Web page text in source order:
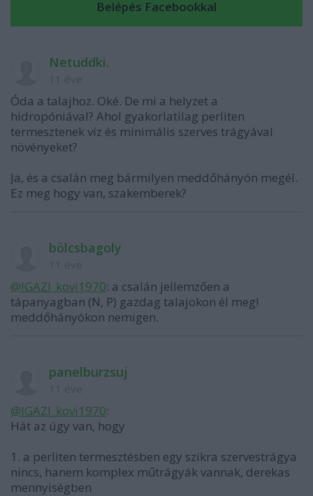
Netuddki.
Óda a talajhoz. Oké. De mi a helyzet a
hidropóniával? Ahol gyakorlatilag perliten
termesztenek víz és minimális szerves trágyával
növényeket?
Ja, és a csalán meg bármilyen meddőhányón megél.
Ez meg hogy van, szakemberek?
bölcsbagoly
@IGAZI_kovi1970: a csalán jellemzően a
tápanyagban (N, P) gazdag talajokon él meg!
meddőhányókon nemigen.
panelburzsuj
@IGAZI_kovi1970:
Hát az úgy van, hogy
1. a perliten termesztésben egy szikra szervestrágya
nincs, hanem komplex műtrágyák vannak, derekas
mennyiségben